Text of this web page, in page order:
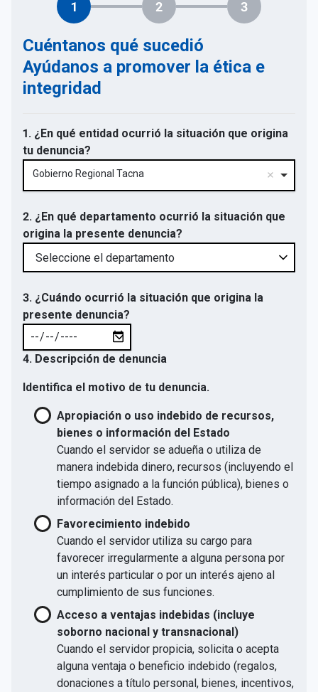
1 2 3
Cuéntanos qué sucedió
Ayúdanos a promover la ética e
integridad
1. ¿En qué entidad ocurrió la situación que origina
tu denuncia?
Gobierno Regional Tacna
2. ¿En qué departamento ocurrió la situación que
origina la presente denuncia?
3. ¿Cuándo ocurrió la situación que origina la
presente denuncia?
4. Descripción de denuncia
Identifica el motivo de tu denuncia.
Apropiación o uso indebido de recursos,
bienes o información del Estado
Cuando el servidor se adueña o utiliza de
manera indebida dinero, recursos (incluyendo el
tiempo asignado a la función pública), bienes o
información del Estado.
Favorecimiento indebido
Cuando el servidor utiliza su cargo para
favorecer irregularmente a alguna persona por
un interés particular o por un interés ajeno al
cumplimiento de sus funciones.
Acceso a ventajas indebidas (incluye
soborno nacional y transnacional)
Cuando el servidor propicia, solicita o acepta
alguna ventaja o beneficio indebido (regalos,
donaciones a título personal, bienes, incentivos,